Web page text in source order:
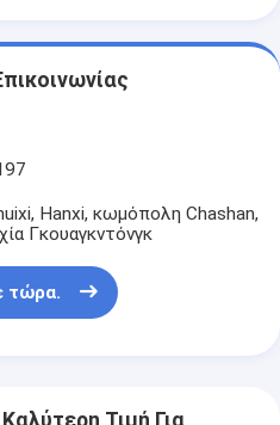
Hanxi, κωμόπολη Chashan,
Γκουαγκντόνγκ
τώρα.
Τιμή Για